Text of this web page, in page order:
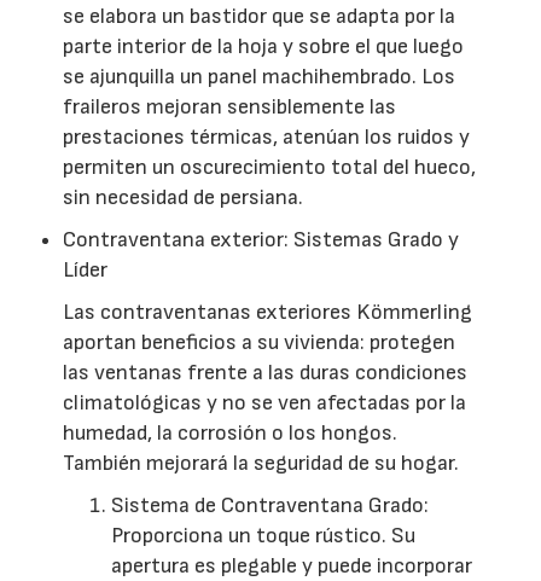
se elabora un bastidor que se adapta por la
parte interior de la hoja y sobre el que luego
se ajunquilla un panel machihembrado. Los
fraileros mejoran sensiblemente las
prestaciones térmicas, atenúan los ruidos y
permiten un oscurecimiento total del hueco,
sin necesidad de persiana.
Contraventana exterior: Sistemas Grado y
Líder
Las contraventanas exteriores Kömmerling
aportan beneficios a su vivienda: protegen
las ventanas frente a las duras condiciones
climatológicas y no se ven afectadas por la
humedad, la corrosión o los hongos.
También mejorará la seguridad de su hogar.
Sistema de Contraventana Grado:
Proporciona un toque rústico. Su
apertura es plegable y puede incorporar